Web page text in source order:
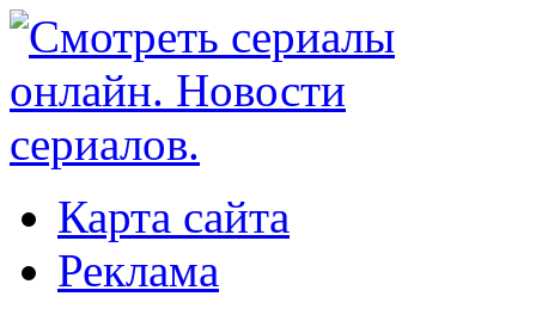
Карта сайта
Реклама